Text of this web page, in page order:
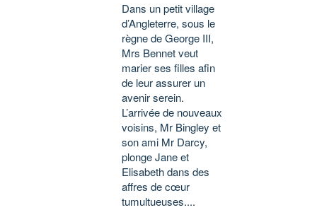
Dans un petit village
d’Angleterre, sous le
règne de George III,
Mrs Bennet veut
marier ses filles afin
de leur assurer un
avenir serein.
L’arrivée de nouveaux
voisins, Mr Bingley et
son ami Mr Darcy,
plonge Jane et
Elisabeth dans des
affres de cœur
tumultueuses....